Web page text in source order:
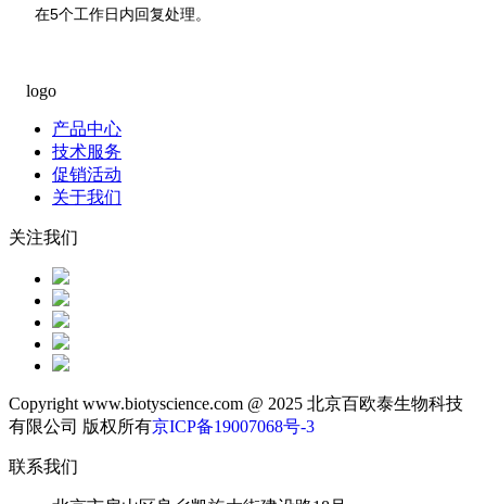
在5个工作日内回复处理。
产品中心
技术服务
促销活动
关于我们
关注我们
Copyright www.biotyscience.com @ 2025 北京百欧泰生物科技
有限公司 版权所有京ICP备19007068号-3
联系我们